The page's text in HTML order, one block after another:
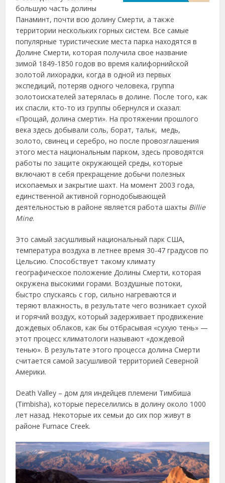
большую часть долины
Панаминт, почти всю долину Смерти, а также
территории нескольких горных систем. Все самые
популярные туристические места парка находятся в
Долине Смерти, которая получила свое название
зимой 1849-1850 годов во время калифорнийской
золотой лихорадки, когда в одной из первых
экспедиций, потеряв одного человека, группа
золотоискателей затерялась в долине. После того, как
их спасли, кто-то из группы обернулся и сказал:
«Прощай, долина смерти». На протяжении прошлого
века здесь добывали соль, борат, тальк, медь,
золото, свинец и серебро, но после провозглашения
этого места национальным парком, здесь проводятся
работы по защите окружающей среды, которые
включают в себя прекращение добычи полезных
ископаемых и закрытие шахт. На момент 2003 года,
единственной активной горнодобывающей
деятельностью в районе является работа шахты Billie
Mine.
Это самый засушливый национальный парк США,
температура воздуха в летнее время 30-47 градусов по
Цельсию. Способствует такому климату
географическое положение Долины Смерти, которая
окружена высокими горами. Воздушные потоки,
быстро спускаясь с гор, сильно нагреваются и
теряют влажность, в результате чего возникает сухой
и горячий воздух, который задерживает продвижение
дождевых облаков, как бы отбрасывая «сухую тень» —
этот процесс климатологи называют «дождевой
тенью». В результате этого процесса долина Смерти
считается самой засушливой территорией Северной
Америки.
Death Valley – дом для индейцев племени Тимбиша
(Timbisha), которые переселились в долину около 1000
лет назад. Некоторые их семьи до сих пор живут в
районе Furnace Creek.